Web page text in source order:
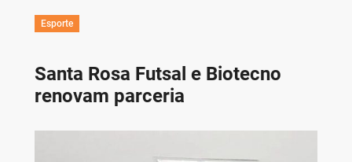
Esporte
Santa Rosa Futsal e Biotecno
renovam parceria